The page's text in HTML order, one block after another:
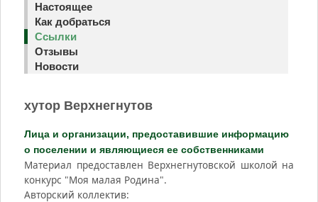
Настоящее
Как добраться
Ссылки
Отзывы
Новости
хутор Верхнегнутов
Лица и организации, предоставившие информацию
о поселении и являющиеся ее собственниками
Материал предоставлен Верхнегнутовской школой на
конкурс "Моя малая Родина".
Авторский коллектив: